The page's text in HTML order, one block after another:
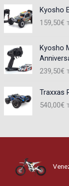
Kyosho
159,50€
Kyosho
239,50€
Traxxas
540,00€